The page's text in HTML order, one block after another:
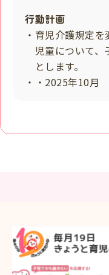
行動計画
・育児介護規定
児童について、
とします。
・・2025年10月